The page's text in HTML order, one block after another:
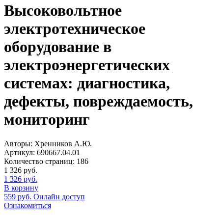
Высоковольтное
электротехническое
оборудование в
электроэнергетических
системах: диагностика,
дефекты, повреждаемость,
мониторинг
Авторы: Хренников А.Ю.
Артикул: 690667.04.01
Количество страниц: 186
1 326 руб.
1 326 руб.
В корзину
559 руб. Онлайн доступ
Ознакомиться